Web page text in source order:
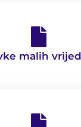
malih